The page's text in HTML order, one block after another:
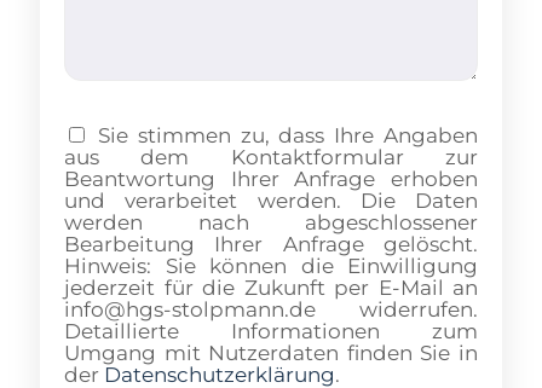
Sie stimmen zu, dass Ihre Angaben
aus dem Kontaktformular zur
Beantwortung Ihrer Anfrage erhoben
und verarbeitet werden. Die Daten
werden nach abgeschlossener
Bearbeitung Ihrer Anfrage gelöscht.
Hinweis: Sie können die Einwilligung
jederzeit für die Zukunft per E-Mail an
info@hgs-stolpmann.de widerrufen.
Detaillierte Informationen zum
Umgang mit Nutzerdaten finden Sie in
der Datenschutzerklärung.